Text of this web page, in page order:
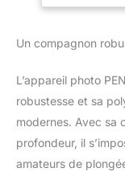
Un compagnon
L’appareil photo
robustesse et sa
modernes. Avec sa
profondeur, il
amateurs de